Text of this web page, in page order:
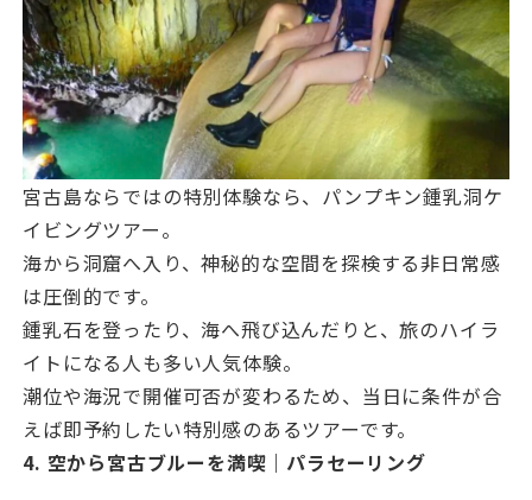
宮古島ならではの特別体験なら、パンプキン鍾乳洞ケ
イビングツアー。
海から洞窟へ入り、神秘的な空間を探検する非日常感
は圧倒的です。
鍾乳石を登ったり、海へ飛び込んだりと、旅のハイラ
イトになる人も多い人気体験。
潮位や海況で開催可否が変わるため、当日に条件が合
えば即予約したい特別感のあるツアーです。
4. 空から宮古ブルーを満喫｜パラセーリング